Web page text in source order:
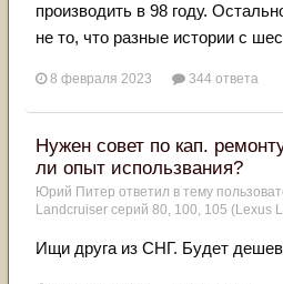
производить в 98 году.
не то, что разные истории с
8 февраля 2023 344 ответа
Нужен совет по кап.
ли опыт использвания?
Юрий Питер ответил в тему
Landcruiser серий 80, 100, 105 (Lexus
Ищи друга из СНГ. Будет